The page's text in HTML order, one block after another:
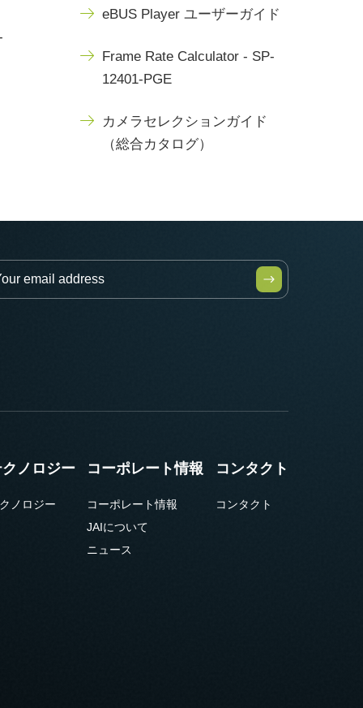
eBUS Player ユーザーガイド
Frame Rate Calculator - SP-
12401-PGE
カメラセレクションガイド
（総合カタログ）
クノロジー
ノロジー
コーポレート情報
コーポレート情報
JAIについて
ニュース
コンタクト
コンタクト